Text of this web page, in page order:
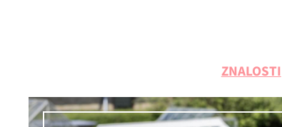
ZNALOSTI